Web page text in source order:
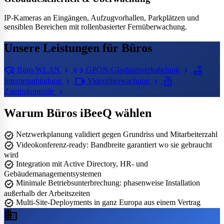
IP-Kameras an Eingängen, Aufzugvorhallen, Parkplätzen und
sensiblen Bereichen mit rollenbasierter Fernüberwachung.
Unsere Leistungen für Büros
wifi_find Büro-WLAN chevron_right settings_ethernet GPON-Glasfaserverkabelung chevron_right router
Internetanbindung chevron_right videocam Videoüberwachung chevron_right lock_open
Zutrittskontrolle chevron_right
Warum Büros iBeeQ wählen
verified Netzwerkplanung validiert gegen Grundriss und Mitarbeiterzahl
verified Videokonferenz-ready: Bandbreite garantiert wo sie gebraucht
wird
verified Integration mit Active Directory, HR- und
Gebäudemanagementsystemen
verified Minimale Betriebsunterbrechung: phasenweise Installation
außerhalb der Arbeitszeiten
verified Multi-Site-Deployments in ganz Europa aus einem Vertrag
business